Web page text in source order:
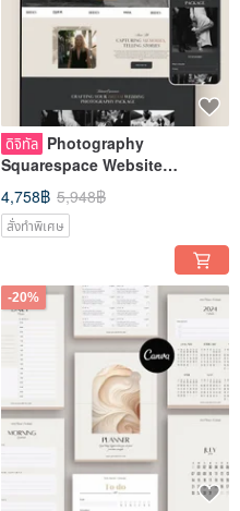
ดิจิทัล Photography
Squarespace Website
Template, Wedding
Photographer Website
4,758฿ 5,948฿
สั่งทำพิเศษ
-20%